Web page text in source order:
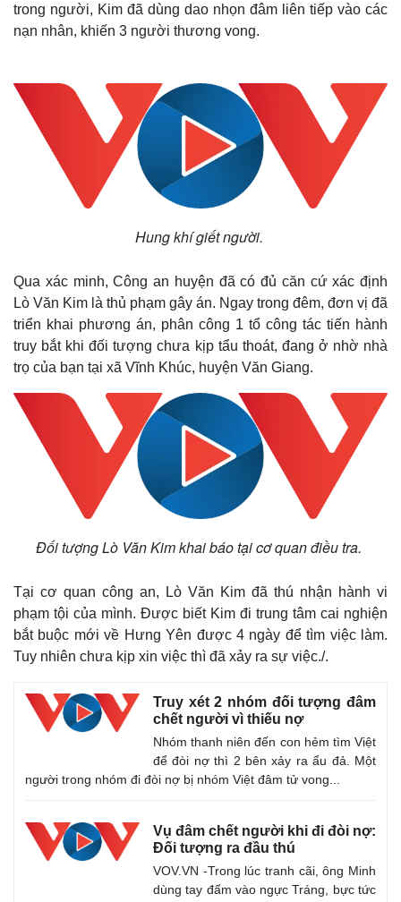
Thế giới
Cuộc sống đó đây
Hồ sơ
Multimedia
Ảnh
E-Magazine
Infographic
trong người, Kim đã dùng dao nhọn đâm liên tiếp vào các
nạn nhân, khiến 3 người thương vong.
Hung khí giết người.
Qua xác minh, Công an huyện đã có đủ căn cứ xác định
Lò Văn Kim là thủ phạm gây án. Ngay trong đêm, đơn vị đã
triển khai phương án, phân công 1 tổ công tác tiến hành
truy bắt khi đối tượng chưa kịp tẩu thoát, đang ở nhờ nhà
trọ của bạn tại xã Vĩnh Khúc, huyện Văn Giang.
Đối tượng Lò Văn Kim khai báo tại cơ quan điều tra.
Tại cơ quan công an, Lò Văn Kim đã thú nhận hành vi
phạm tội của mình. Được biết Kim đi trung tâm cai nghiện
bắt buộc mới về Hưng Yên được 4 ngày để tìm việc làm.
Tuy nhiên chưa kịp xin việc thì đã xảy ra sự việc./.
Truy xét 2 nhóm đối tượng đâm
chết người vì thiếu nợ
Nhóm thanh niên đến con hẻm tìm Việt
để đòi nợ thì 2 bên xảy ra ẩu đả. Một
người trong nhóm đi đòi nợ bị nhóm Việt đâm tử vong...
Vụ đâm chết người khi đi đòi nợ:
Đối tượng ra đầu thú
VOV.VN -Trong lúc tranh cãi, ông Minh
dùng tay đấm vào ngực Tráng, bực tức